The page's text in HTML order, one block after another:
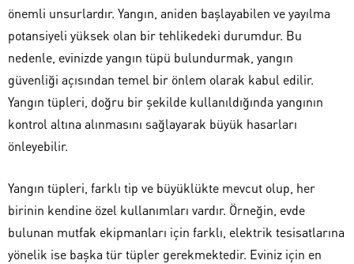
önemli unsurlardır. Yangın, aniden başlayabilen ve yayılma
potansiyeli yüksek olan bir tehlikedeki durumdur. Bu
nedenle, evinizde yangın tüpü bulundurmak, yangın
güvenliği açısından temel bir önlem olarak kabul edilir.
Yangın tüpleri, doğru bir şekilde kullanıldığında yangının
kontrol altına alınmasını sağlayarak büyük hasarları
önleyebilir.
Yangın tüpleri, farklı tip ve büyüklükte mevcut olup, her
birinin kendine özel kullanımları vardır. Örneğin, evde
bulunan mutfak ekipmanları için farklı, elektrik tesisatlarına
yönelik ise başka tür tüpler gerekmektedir. Eviniz için en